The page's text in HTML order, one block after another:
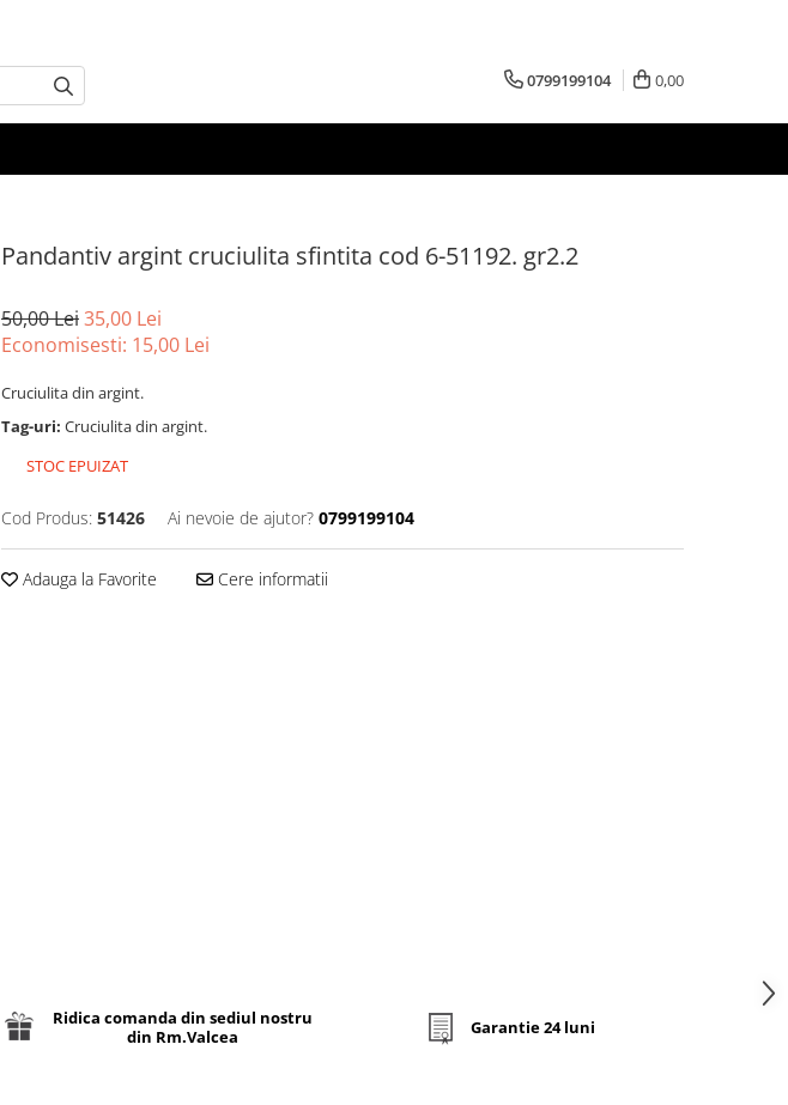
0799199104 0,00
Pandantiv argint cruciulita sfintita cod 6-51192. gr2.2
50,00 Lei35,00 Lei
Economisesti: 15,00 Lei
Cruciulita din argint.
Tag-uri: Cruciulita din argint.
STOC EPUIZAT
Cod Produs: 51426 Ai nevoie de ajutor? 0799199104
Adauga la Favorite Cere informatii
Ridica comanda din sediul nostru
din Rm.Valcea
Garantie 24 luni